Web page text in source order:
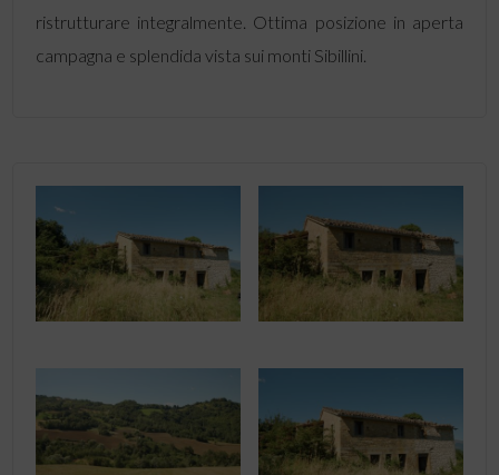
ristrutturare integralmente. Ottima posizione in aperta
campagna e splendida vista sui monti Sibillini.